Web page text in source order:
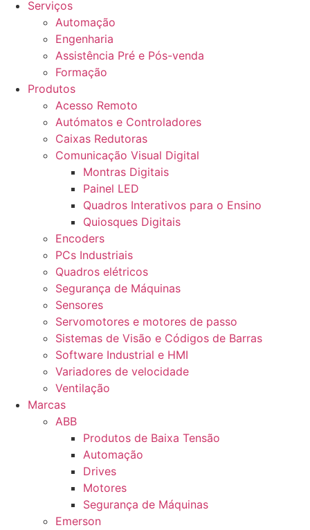
Serviços
Automação
Engenharia
Assistência Pré e Pós-venda
Formação
Produtos
Acesso Remoto
Autómatos e Controladores
Caixas Redutoras
Comunicação Visual Digital
Montras Digitais
Painel LED
Quadros Interativos para o Ensino
Quiosques Digitais
Encoders
PCs Industriais
Quadros elétricos
Segurança de Máquinas
Sensores
Servomotores e motores de passo
Sistemas de Visão e Códigos de Barras
Software Industrial e HMI
Variadores de velocidade
Ventilação
Marcas
ABB
Produtos de Baixa Tensão
Automação
Drives
Motores
Segurança de Máquinas
Emerson